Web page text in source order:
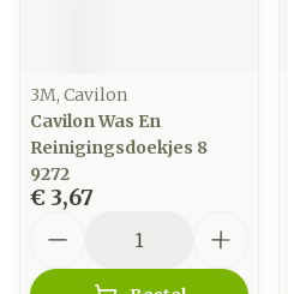
3M, Cavilon
Cavilon Was En
Reinigingsdoekjes 8
9272
€ 3,67